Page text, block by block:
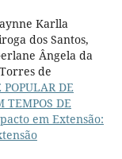
Karlla
dos Santos,
Ângela da
de
DE
TEMPOS DE
em Extensão: